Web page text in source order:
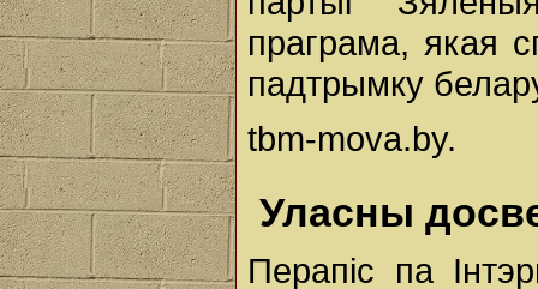
праграма, якая
падтрымку
tbm-mova.by.
Уласны
Перапіс па